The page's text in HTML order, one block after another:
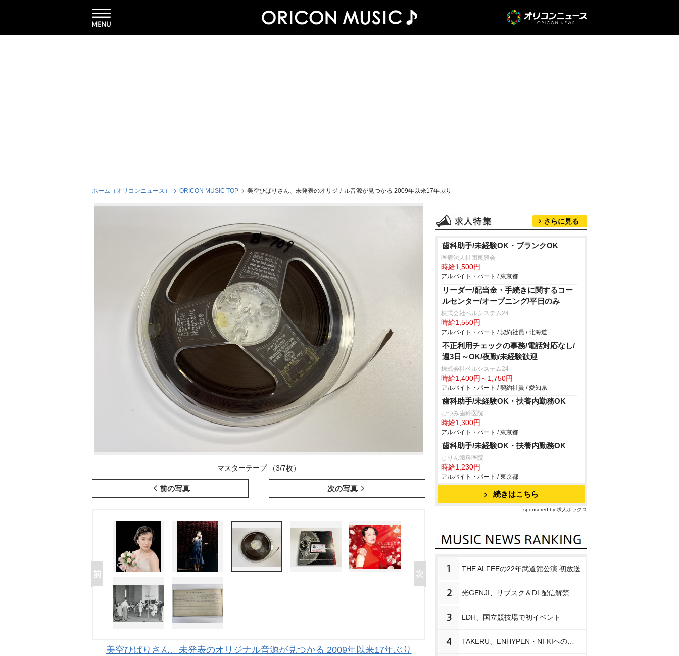
ホーム（オリコンニュース） ORICON MUSIC TOP 美空ひばりさん、未発表のオリジナル音源が見つかる 2009年以来17年ぶり
マスターテープ （3/7枚）
前の写真 次の写真
美空ひばりさん、未発表のオリジナル音源が見つかる 2009年以来17年ぶり
さらに見る
歯科助手/未経験OK・ブランクOK
医療法人社団東興会
時給1,500円
アルバイト・パート / 東京都
リーダー/配当金・手続きに関するコー
ルセンター/オープニング/平日のみ
株式会社ベルシステム24
時給1,550円
アルバイト・パート / 契約社員 / 北海道
不正利用チェックの事務/電話対応なし/
週3日～OK/夜勤/未経験歓迎
株式会社ベルシステム24
時給1,400円～1,750円
アルバイト・パート / 契約社員 / 愛知県
歯科助手/未経験OK・扶養内勤務OK
むつみ歯科医院
時給1,300円
アルバイト・パート / 東京都
歯科助手/未経験OK・扶養内勤務OK
じりん歯科医院
時給1,230円
アルバイト・パート / 東京都
続きはこちら
sponsored by 求人ボックス
1 THE ALFEEの22年武道館公演 初放送
2 光GENJI、サブスク＆DL配信解禁
3 LDH、国立競技場で初イベント
4